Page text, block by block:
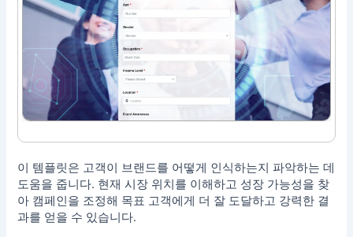
이 템플릿은 고객이 브랜드를 어떻게 인식하는지 파악하는 데
도움을 줍니다. 현재 시장 위치를 이해하고 성장 가능성을 찾
아 캠페인을 조정해 목표 고객에게 더 잘 도달하고 강력한 결
과를 얻을 수 있습니다.